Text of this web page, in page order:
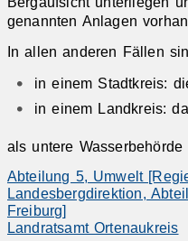
genannten Anlagen
In allen anderen Fällen
in einem Stadtkreis:
in einem Landkreis:
als untere Wasserbehörde
Abteilung 5, Umwelt
Landesbergdirektion,
Freiburg]
Landratsamt Ortenaukreis